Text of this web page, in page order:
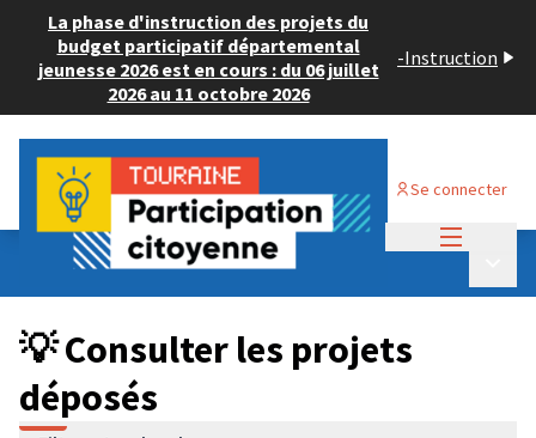
La phase d'instruction des projets du
budget participatif départemental
jeunesse 2026 est en cours : du 06 juillet
2026 au 11 octobre 2026
-Instruction
Se connecter
Budget Participatif JEUNESSE 2024
💡 Consulter les projets déposés
💡 Consulter les projets
déposés